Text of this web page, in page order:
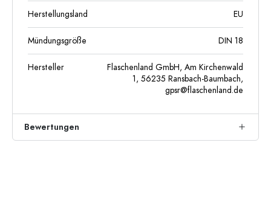
Herstellungsland EU
Mündungsgröße DIN 18
Hersteller
Flaschenland GmbH, Am Kirchenwald
1, 56235 Ransbach-Baumbach,
gpsr@flaschenland.de
Bewertungen